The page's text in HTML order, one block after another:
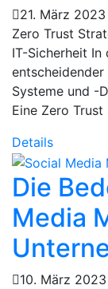
21. März 2023
Zero Trust
IT-Sicherheit
entscheidender
Systeme und -
Eine Zero
Details
Die
Media
10. März 2023